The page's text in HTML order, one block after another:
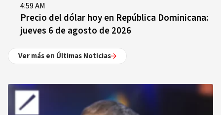
4:59 AM
Precio del dólar hoy en República Dominicana:
jueves 6 de agosto de 2026
Ver más en Últimas Noticias